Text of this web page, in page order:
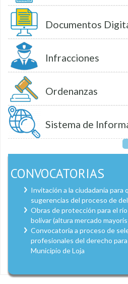
Documentos
Infracciones
Ordenanzas
Sistema de
CONVOCATORIAS
Invitación a la ciudadanía para
sugerencias del proceso de
Obras de protección para el
bolívar (altura mercado
Convocatoria a proceso de
profesionales del derecho
Municipio de Loja